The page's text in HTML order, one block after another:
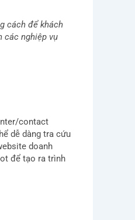
cách để khách
các nghiệp vụ
contact
dễ dàng tra cứu
doanh
để tạo ra trình